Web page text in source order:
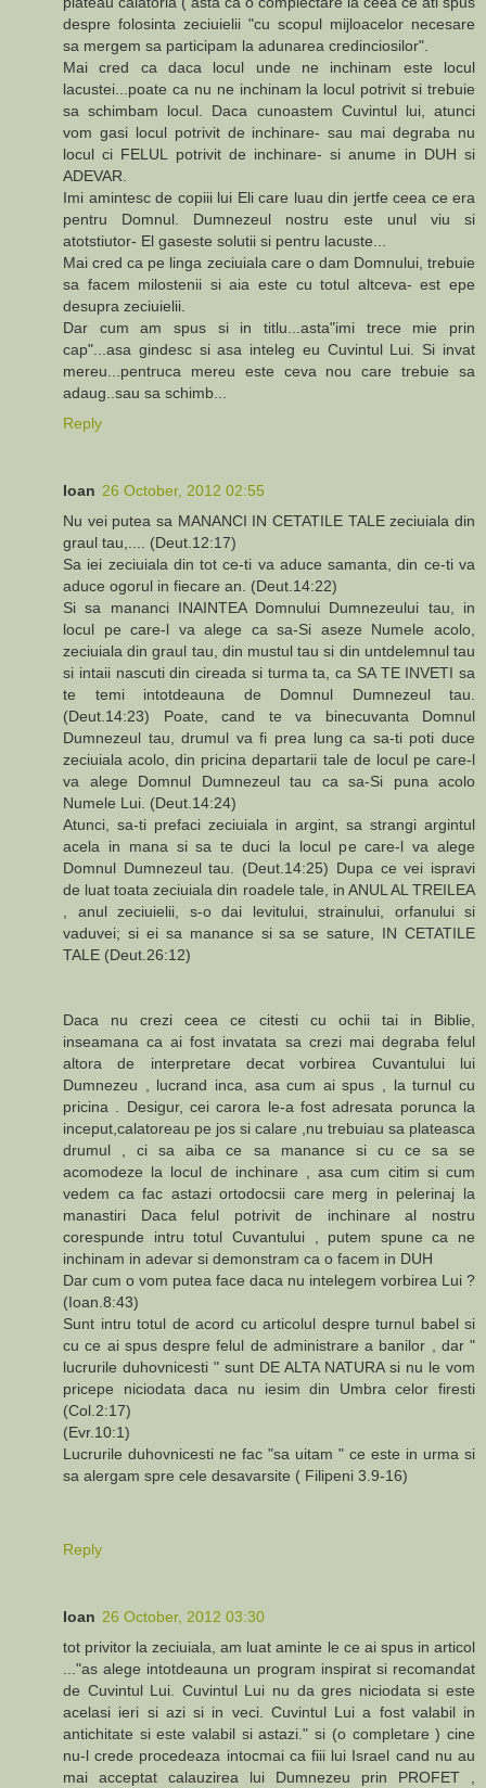
despre folosinta zeciuielii "cu scopul mijloacelor necesare
sa mergem sa participam la adunarea credinciosilor".
Mai cred ca daca locul unde ne inchinam este locul
lacustei...poate ca nu ne inchinam la locul potrivit si trebuie
sa schimbam locul. Daca cunoastem Cuvintul lui, atunci
vom gasi locul potrivit de inchinare- sau mai degraba nu
locul ci FELUL potrivit de inchinare- si anume in DUH si
ADEVAR.
Imi amintesc de copiii lui Eli care luau din jertfe ceea ce era
pentru Domnul. Dumnezeul nostru este unul viu si
atotstiutor- El gaseste solutii si pentru lacuste...
Mai cred ca pe linga zeciuiala care o dam Domnului, trebuie
sa facem milostenii si aia este cu totul altceva- est epe
desupra zeciuielii.
Dar cum am spus si in titlu...asta"imi trece mie prin
cap"...asa gindesc si asa inteleg eu Cuvintul Lui. Si invat
mereu...pentruca mereu este ceva nou care trebuie sa
adaug..sau sa schimb...
Reply
Ioan 26 October, 2012 02:55
Nu vei putea sa MANANCI IN CETATILE TALE zeciuiala din
graul tau,.... (Deut.12:17)
Sa iei zeciuiala din tot ce-ti va aduce samanta, din ce-ti va
aduce ogorul in fiecare an. (Deut.14:22)
Si sa mananci INAINTEA Domnului Dumnezeului tau, in
locul pe care-l va alege ca sa-Si aseze Numele acolo,
zeciuiala din graul tau, din mustul tau si din untdelemnul tau
si intaii nascuti din cireada si turma ta, ca SA TE INVETI sa
te temi intotdeauna de Domnul Dumnezeul tau.
(Deut.14:23) Poate, cand te va binecuvanta Domnul
Dumnezeul tau, drumul va fi prea lung ca sa-ti poti duce
zeciuiala acolo, din pricina departarii tale de locul pe care-l
va alege Domnul Dumnezeul tau ca sa-Si puna acolo
Numele Lui. (Deut.14:24)
Atunci, sa-ti prefaci zeciuiala in argint, sa strangi argintul
acela in mana si sa te duci la locul pe care-l va alege
Domnul Dumnezeul tau. (Deut.14:25) Dupa ce vei ispravi
de luat toata zeciuiala din roadele tale, in ANUL AL TREILEA
, anul zeciuielii, s-o dai levitului, strainului, orfanului si
vaduvei; si ei sa manance si sa se sature, IN CETATILE
TALE (Deut.26:12)
Daca nu crezi ceea ce citesti cu ochii tai in Biblie,
inseamana ca ai fost invatata sa crezi mai degraba felul
altora de interpretare decat vorbirea Cuvantului lui
Dumnezeu , lucrand inca, asa cum ai spus , la turnul cu
pricina . Desigur, cei carora le-a fost adresata porunca la
inceput,calatoreau pe jos si calare ,nu trebuiau sa plateasca
drumul , ci sa aiba ce sa manance si cu ce sa se
acomodeze la locul de inchinare , asa cum citim si cum
vedem ca fac astazi ortodocsii care merg in pelerinaj la
manastiri Daca felul potrivit de inchinare al nostru
corespunde intru totul Cuvantului , putem spune ca ne
inchinam in adevar si demonstram ca o facem in DUH
Dar cum o vom putea face daca nu intelegem vorbirea Lui ?
(Ioan.8:43)
Sunt intru totul de acord cu articolul despre turnul babel si
cu ce ai spus despre felul de administrare a banilor , dar "
lucrurile duhovnicesti " sunt DE ALTA NATURA si nu le vom
pricepe niciodata daca nu iesim din Umbra celor firesti
(Col.2:17)
(Evr.10:1)
Lucrurile duhovnicesti ne fac "sa uitam " ce este in urma si
sa alergam spre cele desavarsite ( Filipeni 3.9-16)
Reply
Ioan 26 October, 2012 03:30
tot privitor la zeciuiala, am luat aminte le ce ai spus in articol
..."as alege intotdeauna un program inspirat si recomandat
de Cuvintul Lui. Cuvintul Lui nu da gres niciodata si este
acelasi ieri si azi si in veci. Cuvintul Lui a fost valabil in
antichitate si este valabil si astazi." si (o completare ) cine
nu-l crede procedeaza intocmai ca fiii lui Israel cand nu au
mai acceptat calauzirea lui Dumnezeu prin PROFET ,